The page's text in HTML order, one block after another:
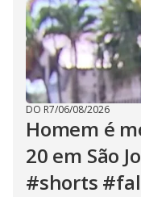
DO R7/06/08/2026
Homem é
20 em São
#shorts